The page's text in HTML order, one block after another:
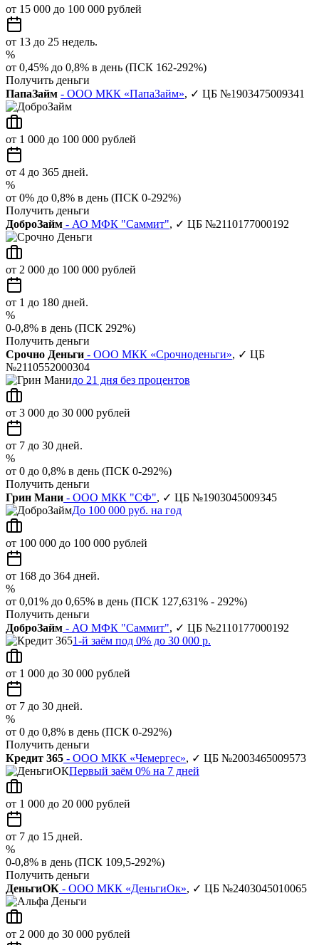
от 15 000 до 100 000 рублей
от 13 до 25 недель.
%
от 0,45% до 0,8% в день (ПСК 162-292%)
Получить деньги
ПапаЗайм - ООО МКК «ПапаЗайм», ✓ ЦБ №1903475009341
от 1 000 до 100 000 рублей
от 4 до 365 дней.
%
от 0% до 0,8% в день (ПСК 0-292%)
Получить деньги
ДоброЗайм - АО МФК "Саммит", ✓ ЦБ №2110177000192
от 2 000 до 100 000 рублей
от 1 до 180 дней.
%
0-0,8% в день (ПСК 292%)
Получить деньги
Срочно Деньги - ООО МКК «Срочноденьги», ✓ ЦБ
№2110552000304
до 21 дня без процентов
от 3 000 до 30 000 рублей
от 7 до 30 дней.
%
от 0 до 0,8% в день (ПСК 0-292%)
Получить деньги
Грин Мани - ООО МКК "СФ", ✓ ЦБ №1903045009345
До 100 000 руб. на год
от 100 000 до 100 000 рублей
от 168 до 364 дней.
%
от 0,01% до 0,65% в день (ПСК 127,631% - 292%)
Получить деньги
ДоброЗайм - АО МФК "Саммит", ✓ ЦБ №2110177000192
1-й заём под 0% до 30 000 р.
от 1 000 до 30 000 рублей
от 7 до 30 дней.
%
от 0 до 0,8% в день (ПСК 0-292%)
Получить деньги
Кредит 365 - ООО МКК «Чемергес», ✓ ЦБ №2003465009573
Первый заём 0% на 7 дней
от 1 000 до 20 000 рублей
от 7 до 15 дней.
%
0-0,8% в день (ПСК 109,5-292%)
Получить деньги
ДеньгиОК - ООО МКК «ДеньгиОк», ✓ ЦБ №2403045010065
от 2 000 до 30 000 рублей